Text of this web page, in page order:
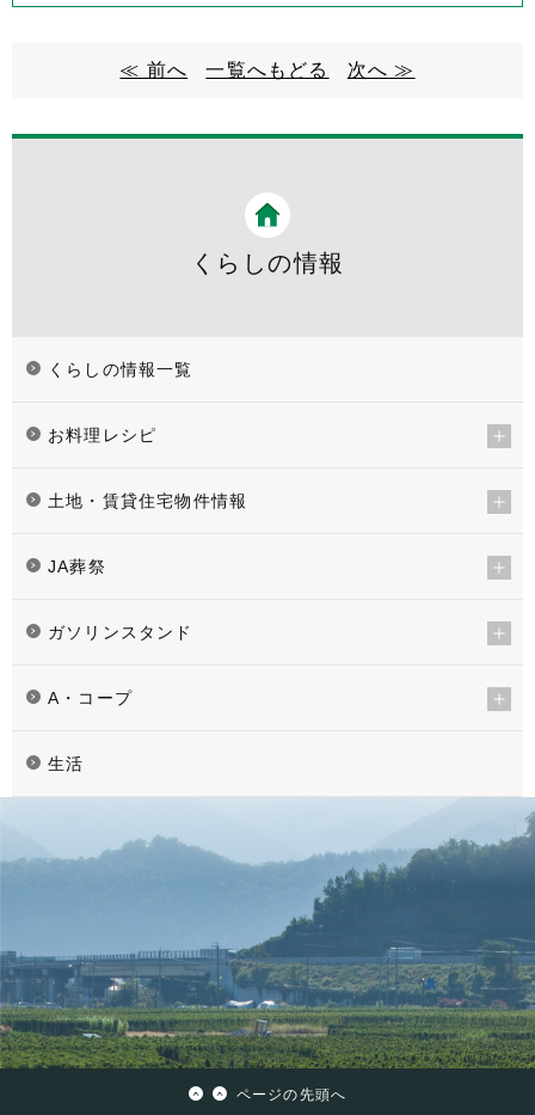
≪ 前へ 一覧へもどる 次へ ≫
くらしの情報
くらしの情報一覧
お料理レシピ
土地・賃貸住宅物件情報
JA葬祭
ガソリンスタンド
A・コープ
生活
ページの先頭へ